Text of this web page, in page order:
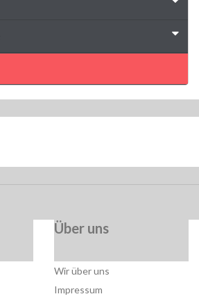
Über uns
Wir über uns
Impressum